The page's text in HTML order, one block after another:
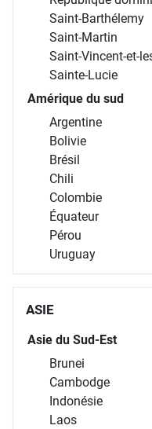
Saint-Barthélemy
Saint-Martin
Saint-Vincent-et-
Sainte-Lucie
Amérique du sud
Argentine
Bolivie
Brésil
Chili
Colombie
Équateur
Pérou
Uruguay
ASIE
Asie du Sud-Est
Brunei
Cambodge
Indonésie
Laos